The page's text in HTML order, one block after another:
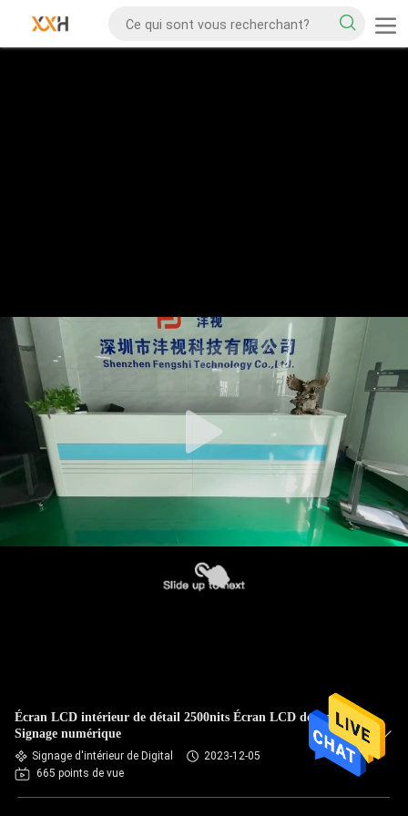
Écran LCD intérieur de détail 2500nits Écran LCD de fenêtre
Signage numérique
Signage d'intérieur de Digital
2023-12-05
665 points de vue